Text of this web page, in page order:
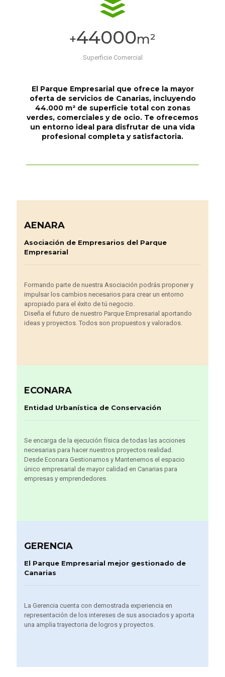
+44000m²
Superficie Comercial
El Parque Empresarial que ofrece la mayor
oferta de servicios de Canarias,incluyendo
44.000 m² de superficie total con zonas
verdes, comerciales y de ocio. Te ofrecemos
un entorno ideal para disfrutar de una vida
profesional completa y satisfactoria.
AENARA
Asociación de Empresarios del Parque
Empresarial
Formando parte de nuestra Asociación podrás proponer y
impulsar los cambios necesarios para crear un entorno
apropiado para el éxito de tú negocio.
Diseña el futuro de nuestro Parque Empresarial aportando
ideas y proyectos. Todos son propuestos y valorados.
ECONARA
Entidad Urbanística de Conservación
Se encarga de la ejecución física de todas las acciones
necesarias para hacer nuestros proyectos realidad.
Desde Econara Gestionamos y Mantenemos el espacio
único empresarial de mayor calidad en Canarias para
empresas y emprendedores.
GERENCIA
El Parque Empresarial mejor gestionado de
Canarias
La Gerencia cuenta con demostrada experiencia en
representación de los intereses de sus asociados y aporta
una amplia trayectoria de logros y proyectos.